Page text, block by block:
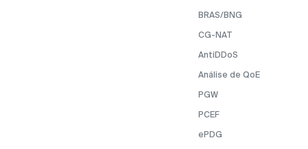
BRAS/BNG
CG-NAT
AntiDDoS
Análise de QoE
PGW
PCEF
ePDG